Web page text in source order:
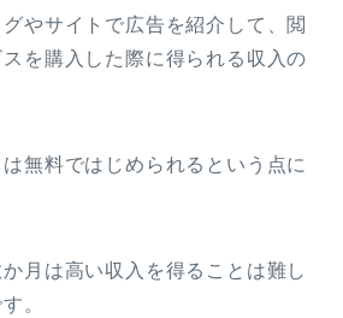
やサイトで広告を紹介して、閲
を購入した際に得られる収入の
無料ではじめられるという点に
月は高い収入を得ることは難し
。